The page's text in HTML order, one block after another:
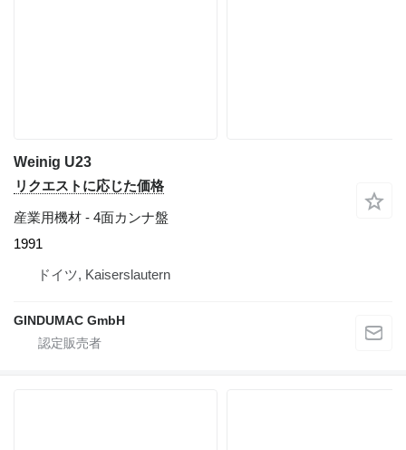
Weinig U23
リクエストに応じた価格
産業用機材 - 4面カンナ盤
1991
ドイツ, Kaiserslautern
GINDUMAC GmbH